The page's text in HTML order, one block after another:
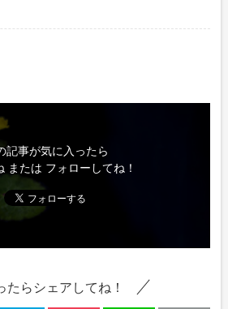
記事が気に入ったら
または フォローしてね！
たらシェアしてね！